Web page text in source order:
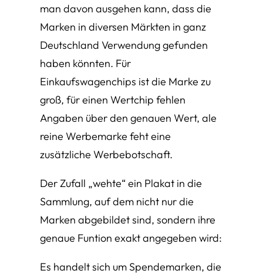
man davon ausgehen kann, dass die
Marken in diversen Märkten in ganz
Deutschland Verwendung gefunden
haben könnten. Für
Einkaufswagenchips ist die Marke zu
groß, für einen Wertchip fehlen
Angaben über den genauen Wert, ale
reine Werbemarke feht eine
zusätzliche Werbebotschaft.
Der Zufall „wehte“ ein Plakat in die
Sammlung, auf dem nicht nur die
Marken abgebildet sind, sondern ihre
genaue Funtion exakt angegeben wird:
Es handelt sich um Spendemarken, die